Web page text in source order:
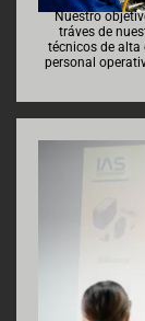
Nuestro
tráves de
técnicos de alta
personal